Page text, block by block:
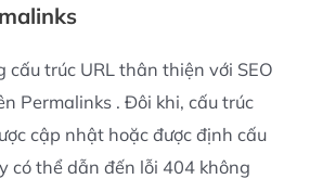
cấu trúc URL thân thiện với SEO
Permalinks . Đôi khi, cấu trúc
cập nhật hoặc được định cấu
có thể dẫn đến lỗi 404 không